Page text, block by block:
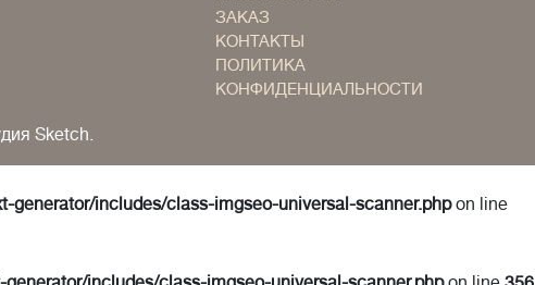
ЗАКАЗ
КОНТАКТЫ
ПОЛИТИКА
КОНФИДЕНЦИАЛЬНОСТИ
Sketch.
includes/class-imgseo-universal-scanner.phpon line